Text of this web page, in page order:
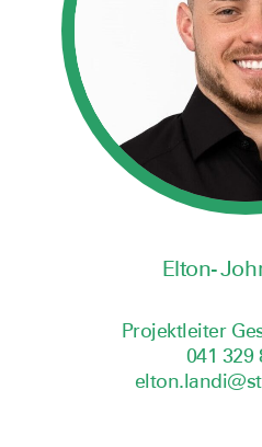
Elton-
Projektleiter
041 329